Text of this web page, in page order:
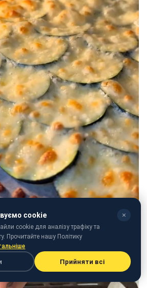
cookie ✕
cookie для аналізу трафіку та
Прочитайте нашу Політику
Прийняти всі